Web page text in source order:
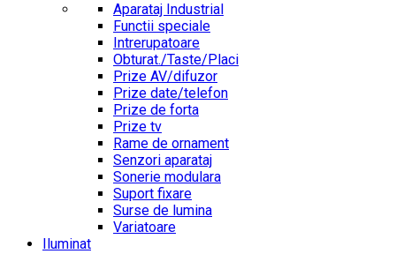
Aparataj Industrial
Functii speciale
Intrerupatoare
Obturat./Taste/Placi
Prize AV/difuzor
Prize date/telefon
Prize de forta
Prize tv
Rame de ornament
Senzori aparataj
Sonerie modulara
Suport fixare
Surse de lumina
Variatoare
Iluminat